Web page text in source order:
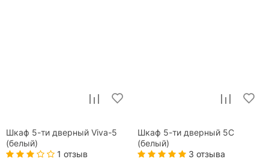
Шкаф 5-ти дверный Viva-5
(белый)
1 отзыв
Шкаф 5-ти дверный 5С
(белый)
3 отзыва